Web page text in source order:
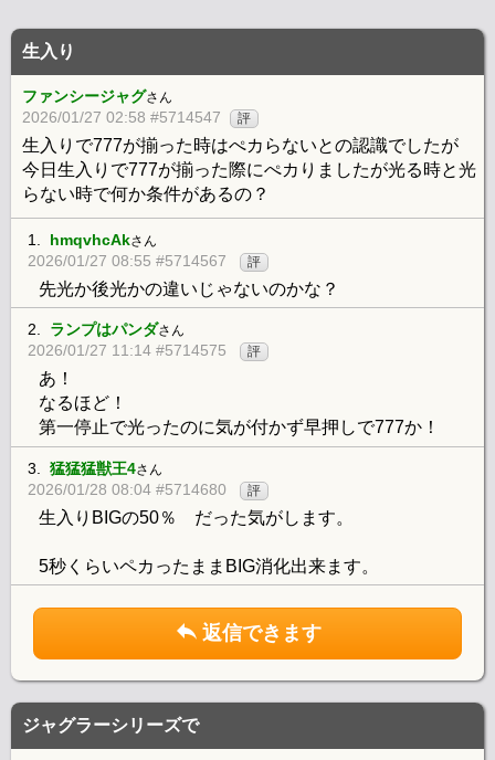
生入り
ファンシージャグさん
2026/01/27 02:58 #5714547 評
生入りで777が揃った時はぺカらないとの認識でしたが
今日生入りで777が揃った際にぺカりましたが光る時と光
らない時で何か条件があるの？
1. hmqvhcAkさん
2026/01/27 08:55 #5714567 評
先光か後光かの違いじゃないのかな？
2. ランプはパンダさん
2026/01/27 11:14 #5714575 評
あ！
なるほど！
第一停止で光ったのに気が付かず早押しで777か！
3. 猛猛猛獣王4さん
2026/01/28 08:04 #5714680 評
生入りBIGの50％ だった気がします。
5秒くらいペカったままBIG消化出来ます。
返信できます
ジャグラーシリーズで